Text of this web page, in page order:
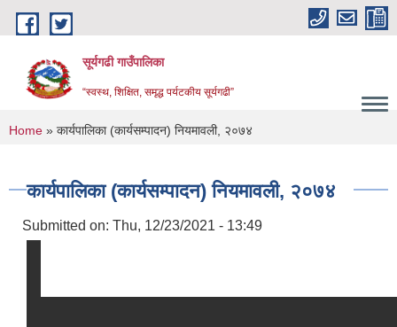
Skip to main content
सूर्यगढी गाउँपालिका
“स्वस्थ, शिक्षित, समृद्ध पर्यटकीय सूर्यगढी”
You are here
Home » कार्यपालिका (कार्यसम्पादन) नियमावली, २०७४
कार्यपालिका (कार्यसम्पादन) नियमावली, २०७४
Submitted on: Thu, 12/23/2021 - 13:49